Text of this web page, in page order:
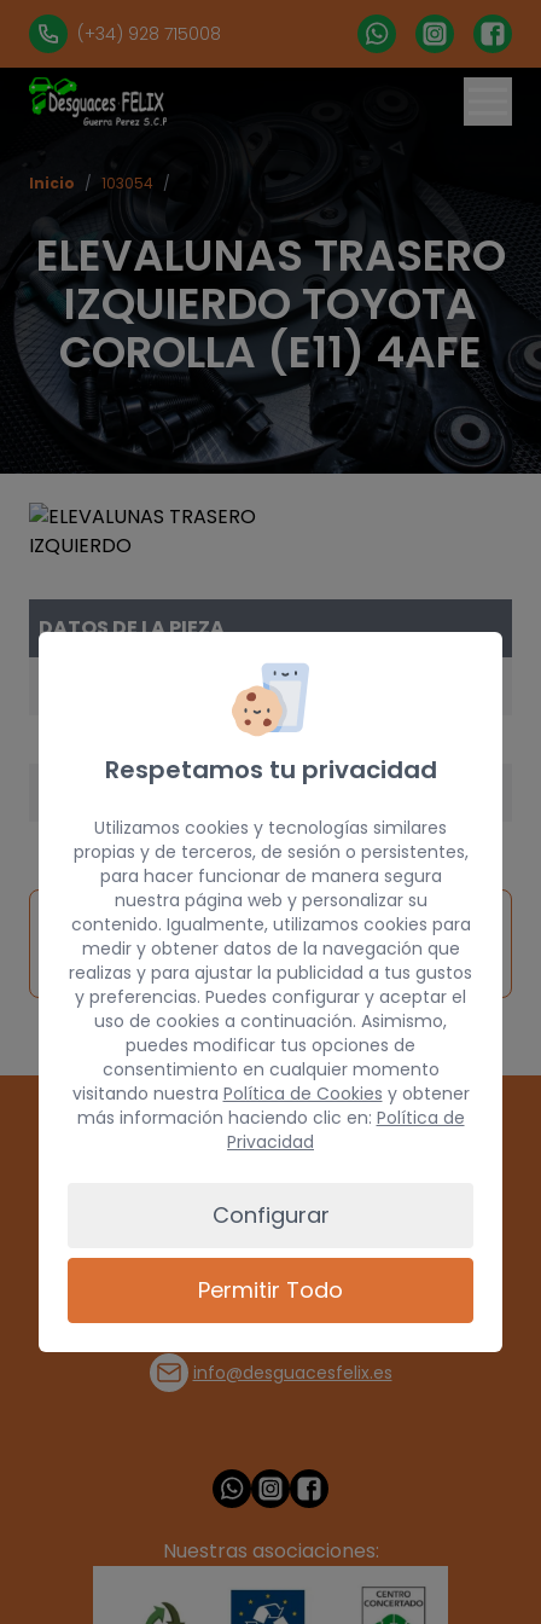
(+34) 928 715008
ELEVALUNAS TRASERO
IZQUIERDO TOYOTA
COROLLA (E11) 4AFE
Inicio / 103054 /
DATOS DE LA PIEZA
Inspeccionar
vehículo de
origen
Solicitar
pieza
Consultar
por
(+34) 928 715008
info@desguacesfelix.es
Nuestras asociaciones:
Respetamos tu privacidad
Utilizamos cookies y tecnologías similares
propias y de terceros, de sesión o persistentes,
para hacer funcionar de manera segura
nuestra página web y personalizar su
contenido. Igualmente, utilizamos cookies para
medir y obtener datos de la navegación que
realizas y para ajustar la publicidad a tus gustos
y preferencias. Puedes configurar y aceptar el
uso de cookies a continuación. Asimismo,
puedes modificar tus opciones de
consentimiento en cualquier momento
visitando nuestra Política de Cookies y obtener
más información haciendo clic en: Política de
Privacidad
Configurar
Permitir Todo